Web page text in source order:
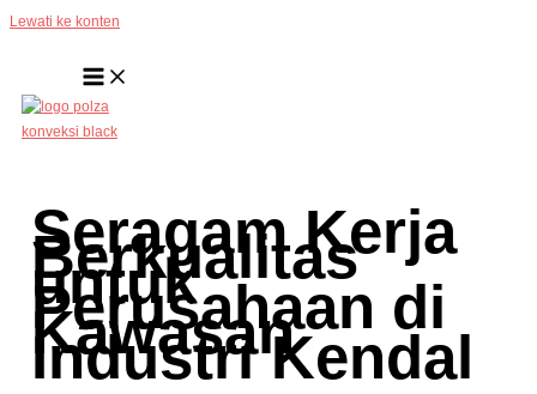
Lewati ke konten
Seragam Kerja
Berkualitas
untuk
Perusahaan di
Kawasan
Industri Kendal